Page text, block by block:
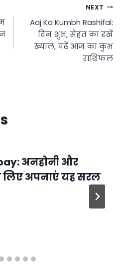
NEXT
Aaj Ka Kumbh Rashifal:
दिन शुभ, सेहत का रखें
ख्याल, पढ़ें आज का कुंभ
राशिफल
अनहोनी और
लिए अपनाएं यह सरल